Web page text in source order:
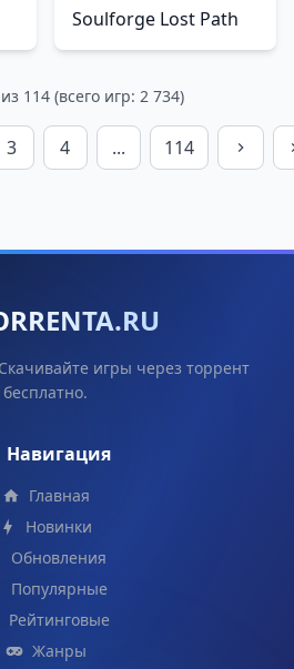
Soulforge Lost Path
114 (всего игр: 2 734)
3 4 ... 114
игры через торрент
бесплатно.
Навигация
Главная
Новинки
Обновления
Популярные
Рейтинговые
Жанры